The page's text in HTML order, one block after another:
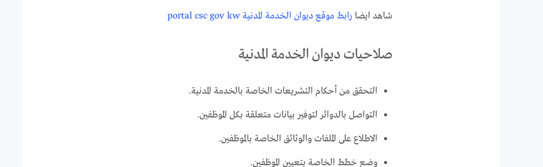
شاهد ايضا رابط موقع ديوان الخدمة المدنية portal csc gov kw
صلاحيات ديوان الخدمة المدنية
التحقق من أحكام التشريعات الخاصة بالخدمة المدنية.
التواصل بالدوائر لتوفير بيانات متعلقة بكل الموظفين.
الاطلاع على الملفات والوثائق الخاصة بالموظفين.
وضع خطط الخاصة بتعيين الموظفين.